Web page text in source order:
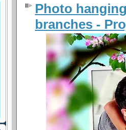
Photo
branches -